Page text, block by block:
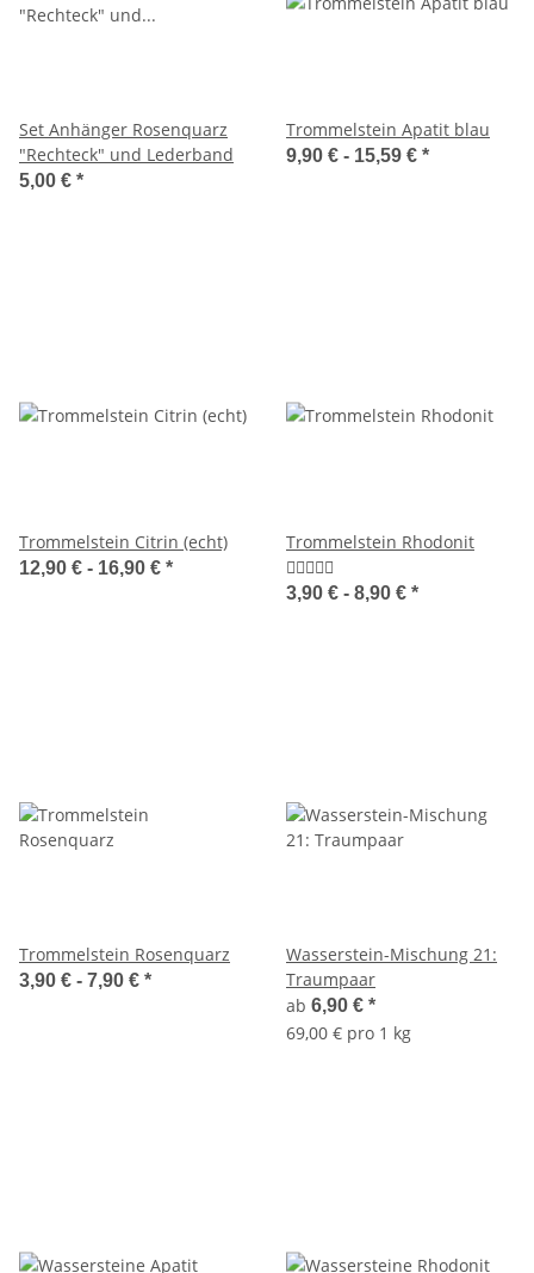
Set Anhänger Rosenquarz
"Rechteck" und Lederband
5,00 € *
Trommelstein Apatit blau
9,90 € - 15,59 € *
Trommelstein Citrin (echt)
12,90 € - 16,90 € *
Trommelstein Rhodonit
3,90 € - 8,90 € *
Trommelstein Rosenquarz
3,90 € - 7,90 € *
Wasserstein-Mischung 21:
Traumpaar
ab 6,90 € *
69,00 € pro 1 kg